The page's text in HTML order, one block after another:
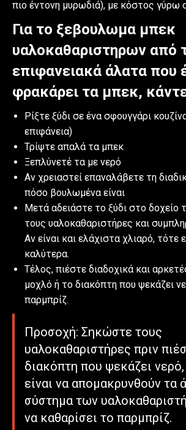
πιο έντονη μυρωδιά), με κόστος γύρω
Για το ξεβουλωμα μπεκ
υαλοκαθαριστηρων από
επιφανειακά άλατα που
φρακάρει τα μπεκ,
Ρίξτε ξύδι σε ένα σφουγγάρι
επιφάνεια)
Τρίψτε απαλά τα μπεκ
Ξεπλύνετέ τα με νερό
Αν χρειαστεί επαναλάβετε τη
πόσο βουλωμένα είναι
Μετά αδειάστε το ξύδι στο δοχείο
τους υαλοκαθαριστήρες και
Αν είναι και ελάχιστα χλιαρό, τότε
καλύτερα.
Τέλος, πιέστε διαδοχικά και
μοχλό ή το διακόπτη που ψεκάζει
παρμπρίζ.
Προσοχή: Σηκώστε τους
υαλοκαθαριστήρες πριν
διακόπτη που ψεκάζει
είναι να απομακρυνθούν τα
σύστημα των
να καθαρίσει το παρμπρίζ.